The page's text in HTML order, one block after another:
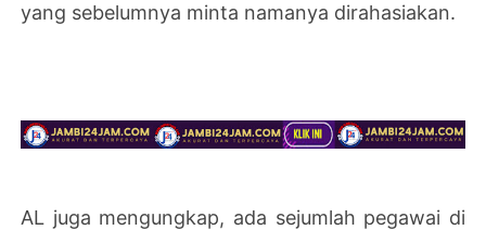
yang sebelumnya minta namanya dirahasiakan.
AL juga mengungkap, ada sejumlah pegawai di